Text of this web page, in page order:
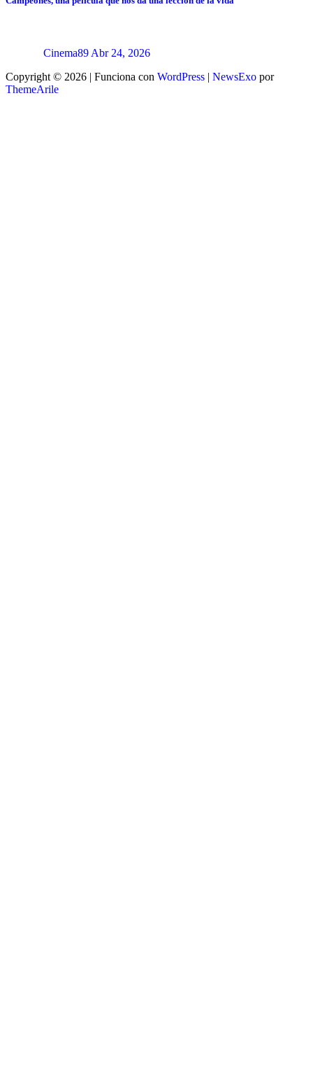
Cinema89 Abr 24, 2026
Copyright © 2026 | Funciona con WordPress | NewsExo por
ThemeArile